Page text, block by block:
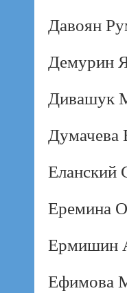
Давоян
Демурин
Дивашук
Думачева
Еланский
Еремина
Ермишин
Ефимова